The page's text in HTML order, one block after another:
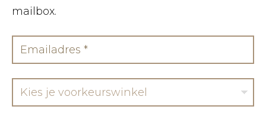
mailbox.
Kies je voorkeurswinkel